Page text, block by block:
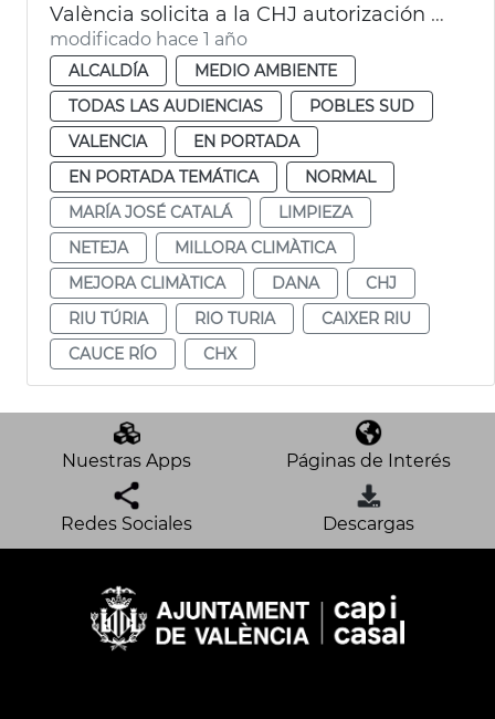
València solicita a la CHJ autorización para limipar el cauce del Turia
modificado hace 1 año
ALCALDÍA
MEDIO AMBIENTE
TODAS LAS AUDIENCIAS
POBLES SUD
VALENCIA
EN PORTADA
EN PORTADA TEMÁTICA
NORMAL
MARÍA JOSÉ CATALÁ
LIMPIEZA
NETEJA
MILLORA CLIMÀTICA
MEJORA CLIMÀTICA
DANA
CHJ
RIU TÚRIA
RIO TURIA
CAIXER RIU
CAUCE RÍO
CHX
Nuestras Apps Páginas de Interés
Redes Sociales Descargas